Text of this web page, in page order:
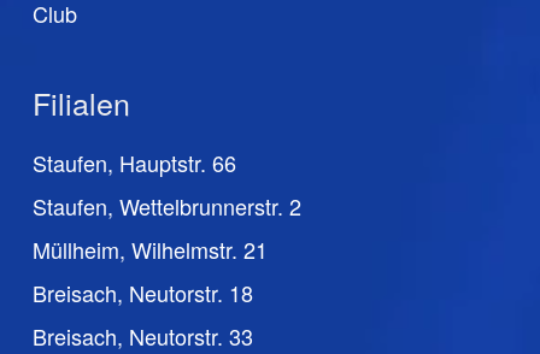
Club
Filialen
Staufen, Hauptstr. 66
Staufen, Wettelbrunnerstr. 2
Müllheim, Wilhelmstr. 21
Breisach, Neutorstr. 18
Breisach, Neutorstr. 33